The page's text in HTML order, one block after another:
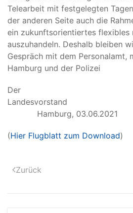
Telearbeit mit festgelegten
der anderen Seite auch die
ein zukunftsorientiertes flexibles
auszuhandeln. Deshalb bleiben
Gespräch mit dem Personalamt,
Hamburg und der Polizei
Der
Hamburg, 03.06.2021
(Hier Flugblatt zum Download)
Zurück